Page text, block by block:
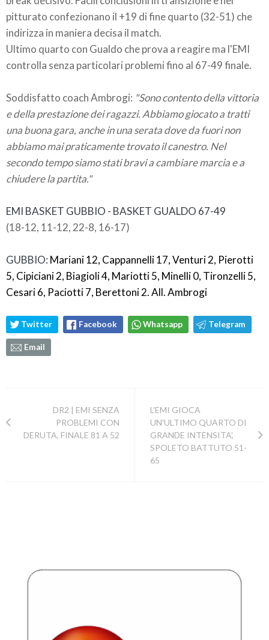
pitturato confezionano il +19 di fine quarto (32-51) che
indirizza in maniera decisa il match.
Ultimo quarto con Gualdo che prova a reagire ma l'EMI
controlla senza particolari problemi fino al 67-49 finale.
Soddisfatto coach Ambrogi: "Sono contento della vittoria
e della prestazione dei ragazzi. Abbiamo giocato a tratti
una buona gara, anche in una serata dove da fuori non
abbiamo mai praticamente trovato il canestro. Nel
secondo tempo siamo stati bravi a cambiare marcia e a
chiudere la partita."
EMI BASKET GUBBIO - BASKET GUALDO 67-49
(18-12, 11-12, 22-8, 16-17)
GUBBIO: Mariani 12, Cappannelli 17, Venturi 2, Pierotti
5, Cipiciani 2, Biagioli 4, Mariotti 5, Minelli 0, Tironzelli 5,
Cesari 6, Paciotti 7, Berettoni 2. All. Ambrogi
Twitter Facebook Whatsapp Telegram
Email
DR2 | EMI SENZA
PROBLEMI CON
DERUTA, FINALE 81 A 52
L'EMI GIOCA
UN'ULTIMO QUARTO DI
GRANDE INTENSITA',
SPOLETO BATTUTO 51-
65